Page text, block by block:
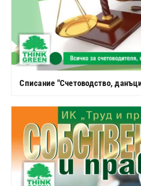
Списание "Счетоводство,